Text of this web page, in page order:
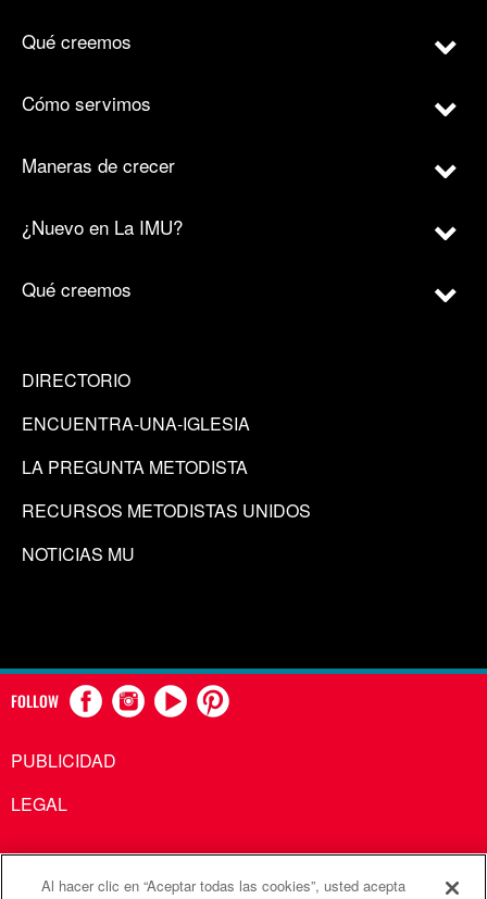
Qué creemos
Cómo servimos
Maneras de crecer
¿Nuevo en La IMU?
Qué creemos
DIRECTORIO
ENCUENTRA-UNA-IGLESIA
LA PREGUNTA METODISTA
RECURSOS METODISTAS UNIDOS
NOTICIAS MU
FOLLOW
PUBLICIDAD
LEGAL
Al hacer clic en “Aceptar todas las cookies”, usted acepta